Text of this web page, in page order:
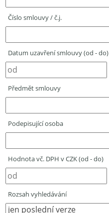
Číslo smlouvy / č.j.
Datum uzavření smlouvy (od - do)
Předmět smlouvy
Podepisující osoba
Hodnota vč. DPH v CZK (od - do)
Rozsah vyhledávání